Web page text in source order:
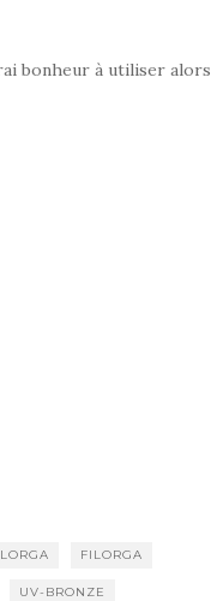
bonheur à utiliser alors
FILORGA
UV-BRONZE